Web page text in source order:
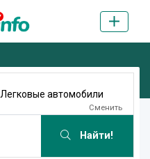
Легковые автомобили
Сменить
Найти!